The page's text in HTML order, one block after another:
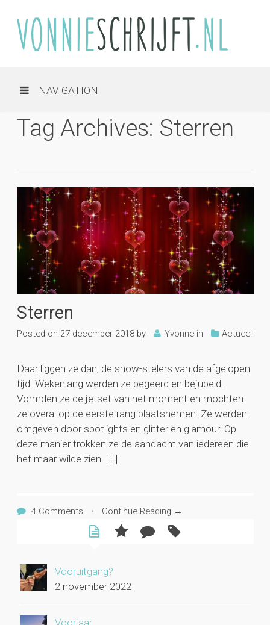
NAVIGATION
Tag Archives: Sterren
Sterren
Posted on 27 december 2018 by Yvonne in Actueel
Daar liggen ze dan; de show-stelers van de afgelopen
tijd. Wekenlang werden ze begeerd en bejubeld.
Vormden ze de jetset van het moment en mochten
ze overal op de eerste rang plaatsnemen. Ze werden
omgeven door spotlights en glitter en glamour. Op
deze manier trokken ze de aandacht van iedereen die
het maar wilde zien. […]
4 Comments • Continue Reading →
Vooruitgang?
2 november 2022
Voorjaar